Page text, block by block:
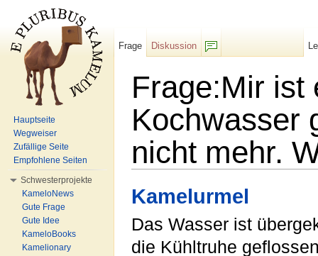
Frage:Mir ist
Kochwasser
nicht mehr.
Kamelurmel
Das Wasser ist
die Kühltruhe
Frage
Diskussion
Hauptseite
Wegweiser
Zufällige Seite
Empfohlene Seiten
Schwesterprojekte
KameloNews
Gute Frage
Gute Idee
KameloBooks
Kamelionary